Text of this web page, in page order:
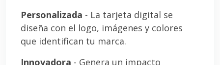
Personalizada - La tarjeta digital se
diseña con el logo, imágenes y colores
que identifican tu marca.
Innovadora - Genera un impacto